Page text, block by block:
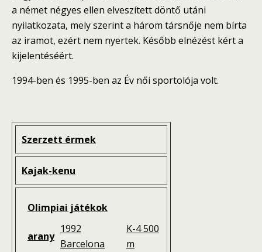
a német négyes ellen elveszített döntő utáni
nyilatkozata, mely szerint a három társnője nem bírta
az iramot, ezért nem nyertek. Később elnézést kért a
kijelentéséért.
1994-ben és 1995-ben az Év női sportolója volt.
Szerzett érmek
Kajak-kenu
Olimpiai játékok
arany
1992
Barcelona
K-4 500
m